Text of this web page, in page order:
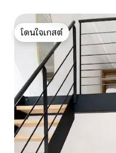
โดนใจเกสต์
โดนใจเกสต์